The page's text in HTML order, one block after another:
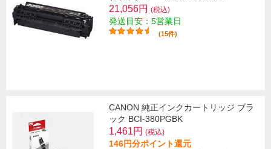
21,056円 (税込)
発送目安：5営業日
(15件)
CANON 純正インクカートリッジ ブラ
ック BCI-380PGBK
1,461円 (税込)
146円分ポイント還元